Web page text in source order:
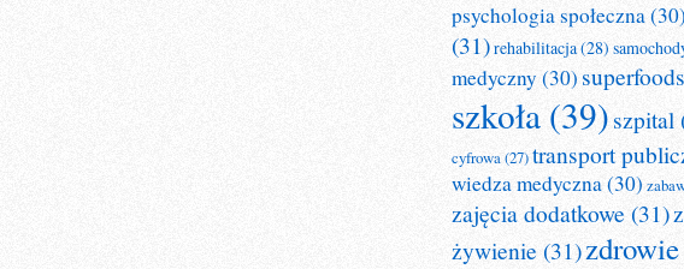
psychologia społeczna(30)
(31)rehabilitacja(28)
medyczny (30) superfoods
szkoła (39)szpital
cyfrowa(27)transport
wiedza medyczna(30)
zajęcia dodatkowe (31)
żywienie (31)zdrowie